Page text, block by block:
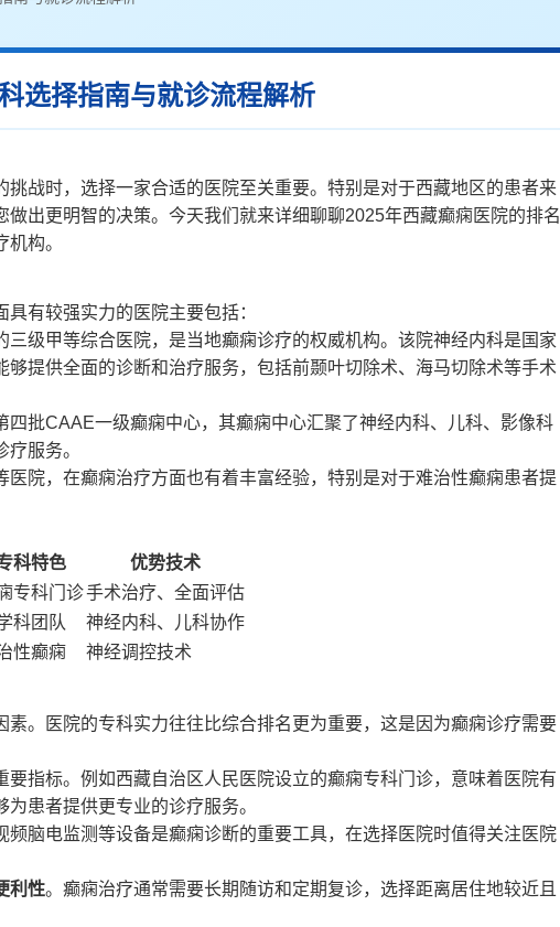
选择指南与就诊流程解析
战时，选择一家合适的医院至关重要。特别是对于西藏地区的患者来
出更明智的决策。今天我们就来详细聊聊2025年西藏癫痫医院的排名
构。
有较强实力的医院主要包括：
三级甲等综合医院，是当地癫痫诊疗的权威机构。该院神经内科是国家
够提供全面的诊断和治疗服务，包括前颞叶切除术、海马切除术等手术
四批CAAE一级癫痫中心，其癫痫中心汇聚了神经内科、儿科、影像科
服务。
医院，在癫痫治疗方面也有着丰富经验，特别是对于难治性癫痫患者提
科特色
优势技术
专科门诊手术治疗、全面评估
科团队
神经内科、儿科协作
性癫痫 神经调控技术
。医院的专科实力往往比综合排名更为重要，这是因为癫痫诊疗需要
要指标。例如西藏自治区人民医院设立的癫痫专科门诊，意味着医院有
患者提供更专业的诊疗服务。
频脑电监测等设备是癫痫诊断的重要工具，在选择医院时值得关注医院
利性。癫痫治疗通常需要长期随访和定期复诊，选择距离居住地较近且